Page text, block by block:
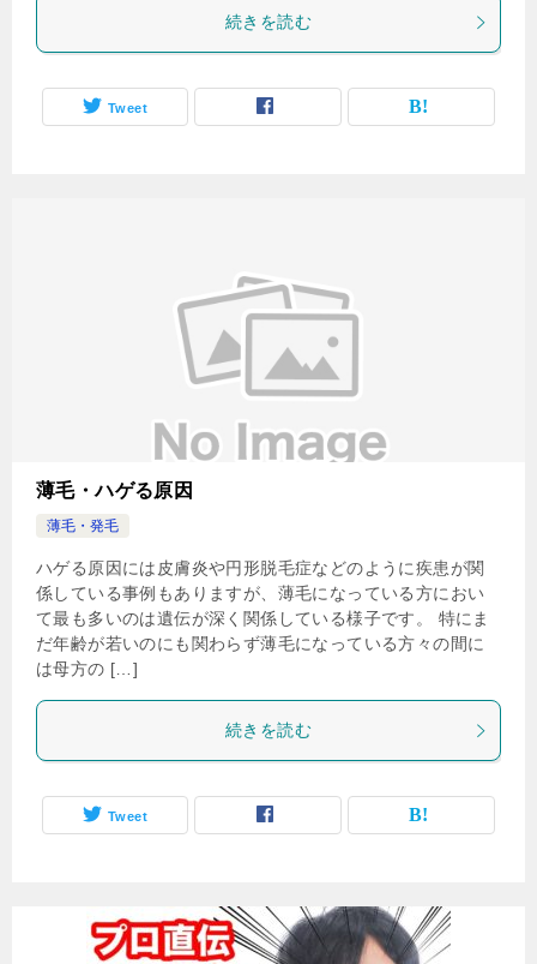
続きを読む
Tweet
薄毛・ハゲる原因
薄毛・発毛
ハゲる原因には皮膚炎や円形脱毛症などのように疾患が関
係している事例もありますが、薄毛になっている方におい
て最も多いのは遺伝が深く関係している様子です。 特にま
だ年齢が若いのにも関わらず薄毛になっている方々の間に
は母方の […]
続きを読む
Tweet